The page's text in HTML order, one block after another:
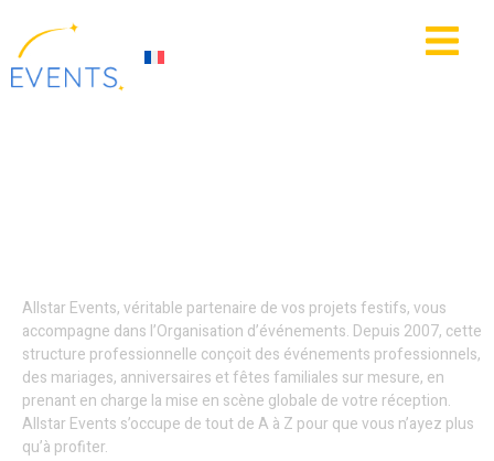
principal
Allstar Events, véritable partenaire de vos projets festifs, vous
accompagne dans l’Organisation d’événements. Depuis 2007, cette
structure professionnelle conçoit des événements professionnels,
des mariages, anniversaires et fêtes familiales sur mesure, en
prenant en charge la mise en scène globale de votre réception.
Allstar Events s’occupe de tout de A à Z pour que vous n’ayez plus
qu’à profiter.